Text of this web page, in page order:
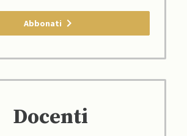
Abbonati
Docenti